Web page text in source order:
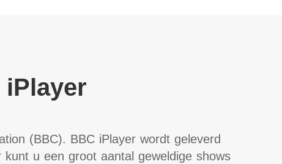
iPlayer
(BBC). BBC iPlayer wordt geleverd
u een groot aantal geweldige shows